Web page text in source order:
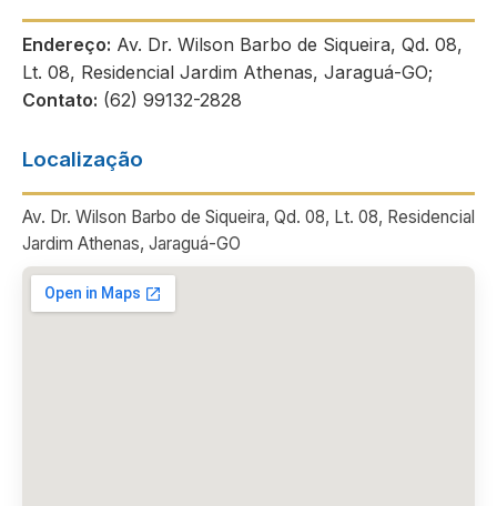
Endereço: Av. Dr. Wilson Barbo de Siqueira, Qd. 08,
Lt. 08, Residencial Jardim Athenas, Jaraguá-GO;
Contato: (62) 99132-2828
Localização
Av. Dr. Wilson Barbo de Siqueira, Qd. 08, Lt. 08, Residencial
Jardim Athenas, Jaraguá-GO